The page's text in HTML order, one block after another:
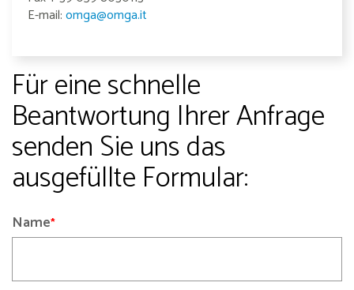
E-mail:omga@omga.it
Für eine schnelle
Beantwortung Ihrer Anfrage
senden Sie uns das
ausgefüllte Formular:
Name